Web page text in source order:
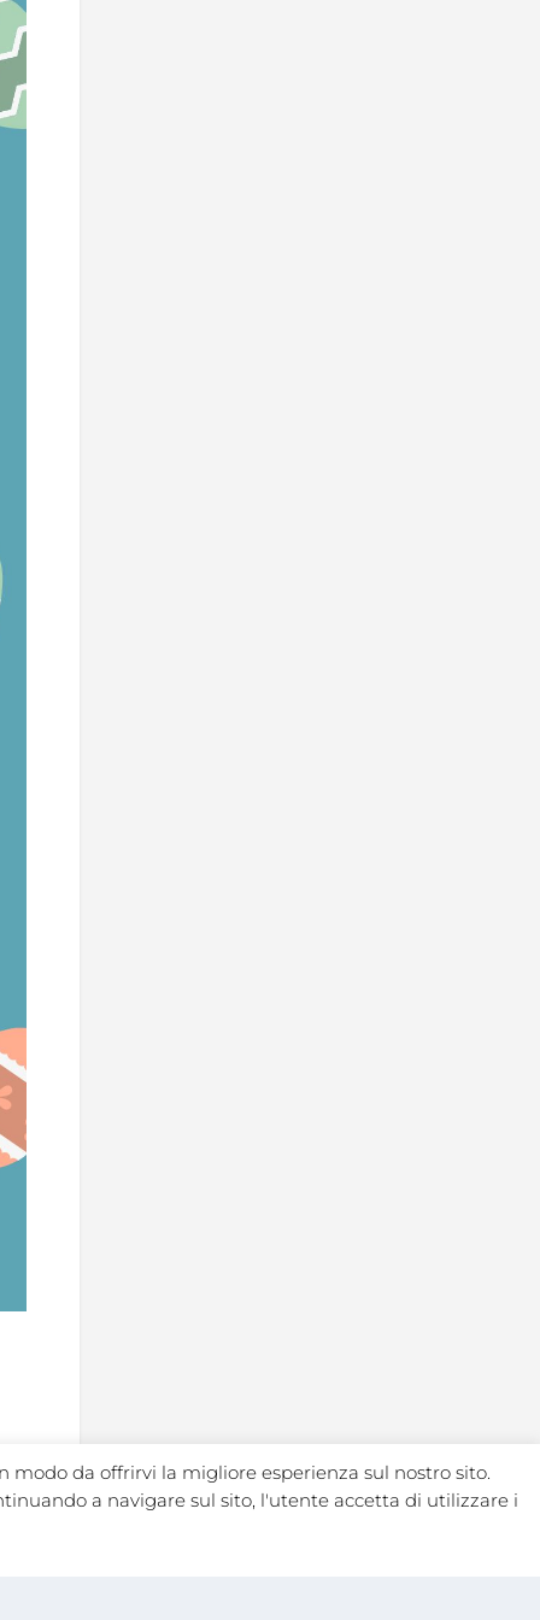
da offrirvi la migliore esperienza sul nostro sito.
a navigare sul sito, l'utente accetta di utilizzare i